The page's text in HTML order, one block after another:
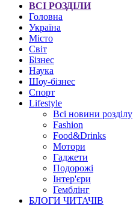
ВСІ РОЗДІЛИ
Головна
Україна
Місто
Світ
Бізнес
Наука
Шоу-бізнес
Спорт
Lifestyle
Всі новини розділу
Fashion
Food&Drinks
Мотори
Гаджети
Подорожі
Інтер'єри
Гемблінг
БЛОГИ ЧИТАЧІВ